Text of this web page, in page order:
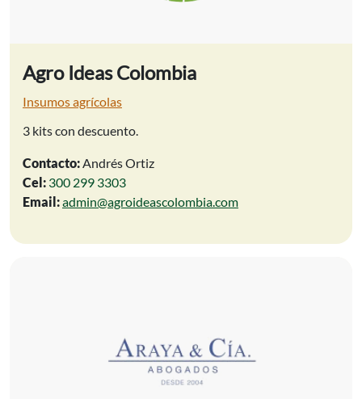
Agro Ideas Colombia
Insumos agrícolas
3 kits con descuento.
Contacto:Andrés Ortiz
Cel: 300 299 3303
Email:admin@agroideascolombia.com